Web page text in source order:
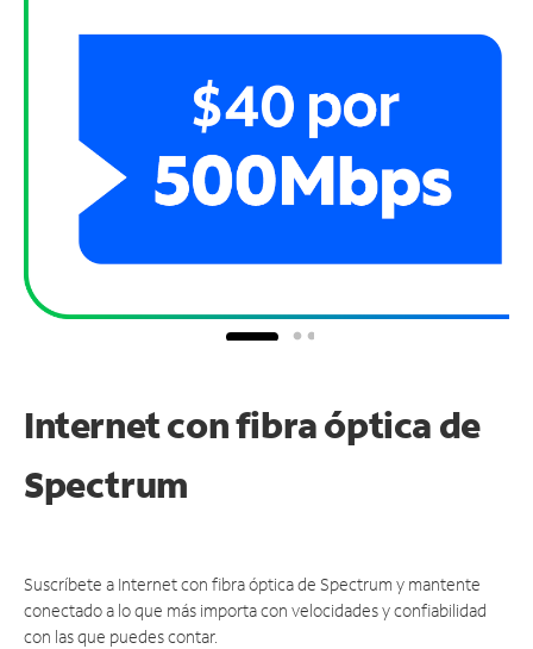
Internet con fibra óptica de
Spectrum
Suscríbete a Internet con fibra óptica de Spectrum y mantente
conectado a lo que más importa con velocidades y confiabilidad
con las que puedes contar.